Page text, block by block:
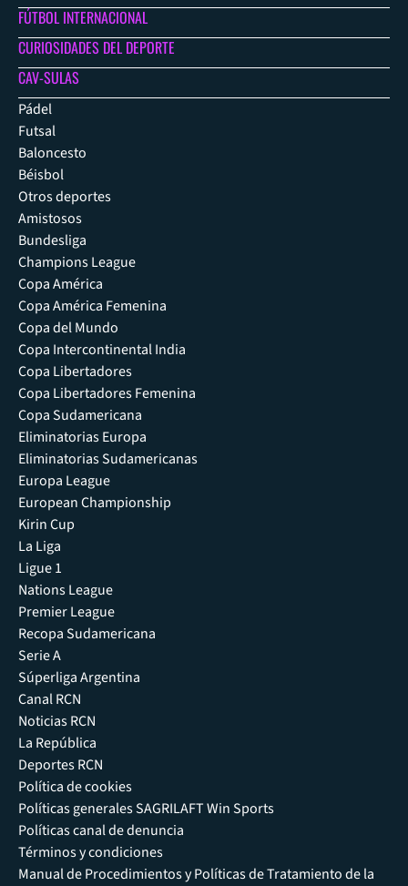
FÚTBOL INTERNACIONAL
CURIOSIDADES DEL DEPORTE
CAV-SULAS
Pádel
Futsal
Baloncesto
Béisbol
Otros deportes
Amistosos
Bundesliga
Champions League
Copa América
Copa América Femenina
Copa del Mundo
Copa Intercontinental India
Copa Libertadores
Copa Libertadores Femenina
Copa Sudamericana
Eliminatorias Europa
Eliminatorias Sudamericanas
Europa League
European Championship
Kirin Cup
La Liga
Ligue 1
Nations League
Premier League
Recopa Sudamericana
Serie A
Súperliga Argentina
Canal RCN
Noticias RCN
La República
Deportes RCN
Política de cookies
Políticas generales SAGRILAFT Win Sports
Políticas canal de denuncia
Términos y condiciones
Manual de Procedimientos y Políticas de Tratamiento de la